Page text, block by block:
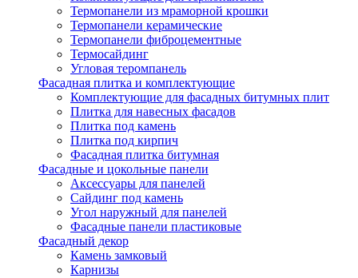
Термопанели из мраморной крошки
Термопанели керамические
Термопанели фиброцементные
Термосайдинг
Угловая теромпанель
Фасадная плитка и комплектующие
Комплектующие для фасадных битумных плит
Плитка для навесных фасадов
Плитка под камень
Плитка под кирпич
Фасадная плитка битумная
Фасадные и цокольные панели
Аксессуары для панелей
Сайдинг под камень
Угол наружный для панелей
Фасадные панели пластиковые
Фасадный декор
Камень замковый
Карнизы